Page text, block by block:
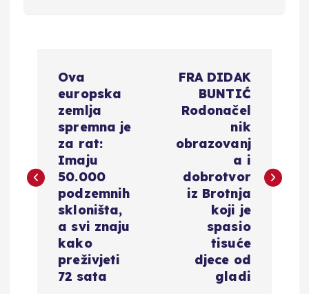
i
Ova
europska
zemlja
spremna je
za rat:
Imaju
50.000
podzemnih
skloništa,
a svi znaju
kako
preživjeti
72 sata
FRA DIDAK
BUNTIĆ
Rodonačel
nik
obrazovanj
a i
dobrotvor
iz Brotnja
koji je
spasio
tisuće
djece od
gladi